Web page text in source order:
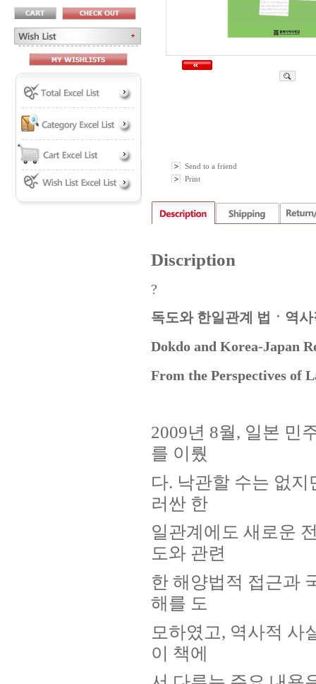
Send to a friend
Print
Discription
?
독도와 한일관계 법ㆍ역
Dokdo and Korea-Japan
From the Perspectives of
2009년 8월, 일본 민
를 이뤘
다. 낙관할 수는 없
러싼 한
일관계에도 새로운
도와 관련
한 해양법적 접근과
해를 도
모하였고, 역사적 사
이 책에